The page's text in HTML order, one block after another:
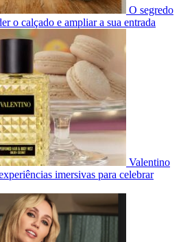
O segredo
o calçado e ampliar a sua entrada
Valentino
imersivas para celebrar